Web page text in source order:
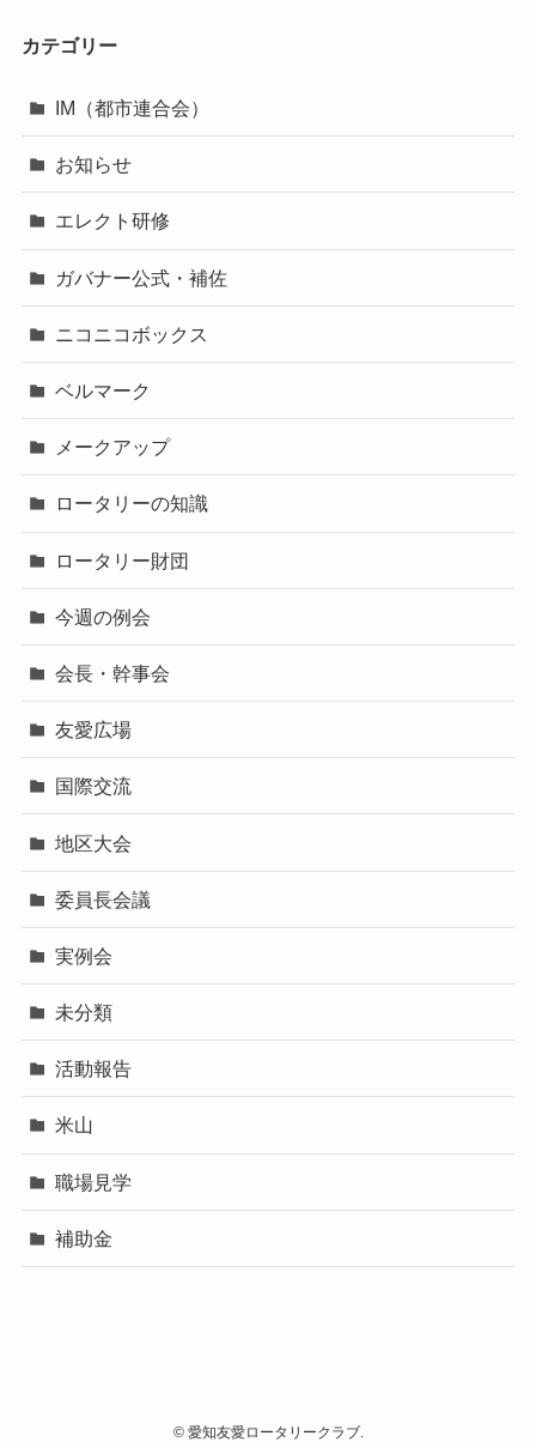
カテゴリー
IM（都市連合会）
お知らせ
エレクト研修
ガバナー公式・補佐
ニコニコボックス
ベルマーク
メークアップ
ロータリーの知識
ロータリー財団
今週の例会
会長・幹事会
友愛広場
国際交流
地区大会
委員長会議
実例会
未分類
活動報告
米山
職場見学
補助金
©愛知友愛ロータリークラブ.